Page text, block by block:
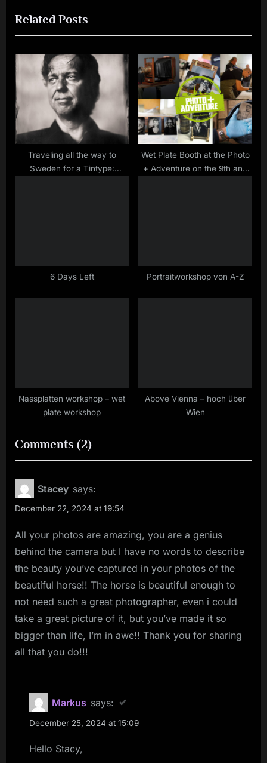
v
i
o
u
o
s
x
t
P
o
s
t
:
Related Posts
Traveling all the way to
Sweden for a Tintype:
Wet Plate Booth at the Photo
+ Adventure on the 9th and
6 Days Left Portraitworkshop von A-Z
Nassplatten workshop – wet
plate workshop
Above Vienna – hoch über
Wien
Comments (2)on
“Into
portrait
shooting
with
the
horse
Annika”
Stacey says:
December 22, 2024 at 19:54
All your photos are amazing, you are a genius
behind the camera but I have no words to describe
the beauty you’ve captured in your photos of the
beautiful horse!! The horse is beautiful enough to
not need such a great photographer, even i could
take a great picture of it, but you’ve made it so
bigger than life, I’m in awe!! Thank you for sharing
all that you do!!!
Markus says:
December 25, 2024 at 15:09
Hello Stacy,